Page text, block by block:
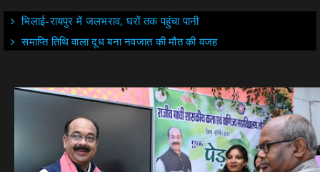
भिलाई-रायपुर में जलभराव, घरों तक पहुंचा पानी
समाप्ति तिथि वाला दूध बना नवजात की मौत की वजह